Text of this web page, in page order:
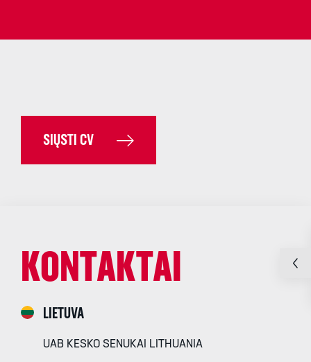
SIŲSTI CV
KONTAKTAI
LIETUVA
UAB KESKO SENUKAI LITHUANIA